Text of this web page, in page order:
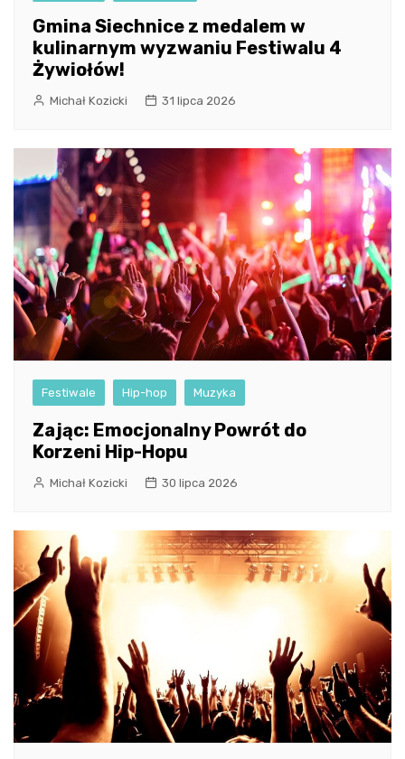
Gmina Siechnice z medalem w
kulinarnym wyzwaniu Festiwalu 4
Żywiołów!
Michał Kozicki 31 lipca 2026
Festiwale Hip-hop Muzyka
Zając: Emocjonalny Powrót do
Korzeni Hip-Hopu
Michał Kozicki 30 lipca 2026